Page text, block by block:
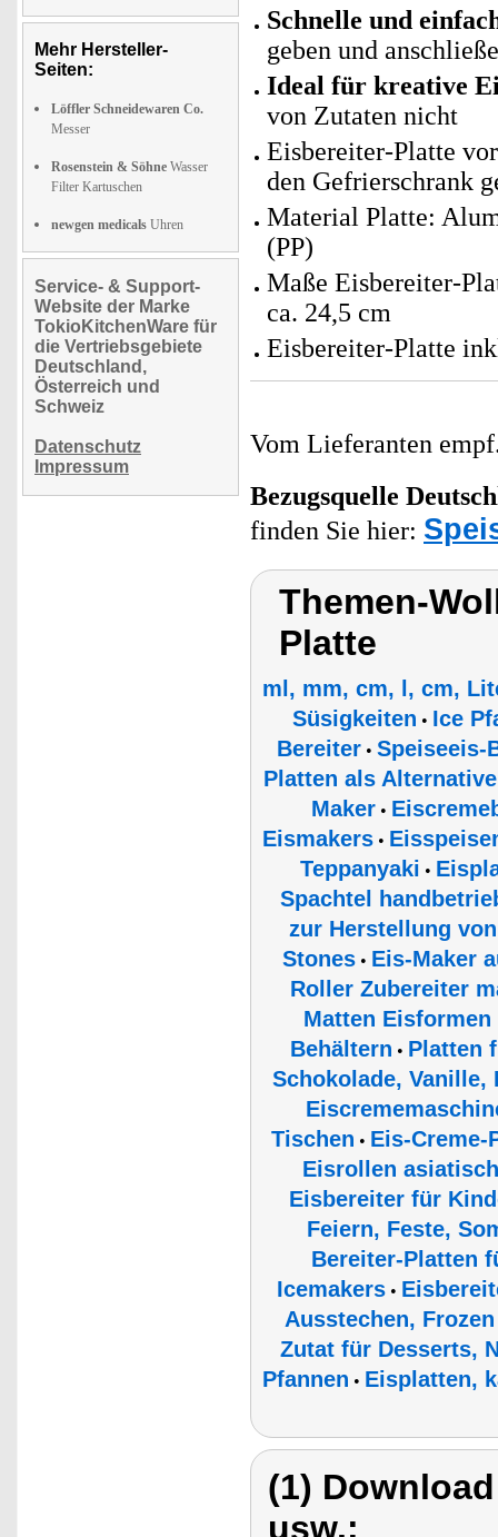
Mehr Hersteller-
Seiten:
Löffler Schneidewaren Co.
Messer
Rosenstein & Söhne Wasser
Filter Kartuschen
newgen medicals Uhren
Service- & Support-
Website der Marke
TokioKitchenWare für
die Vertriebsgebiete
Deutschland,
Österreich und
Schweiz
Datenschutz
Impressum
Schnelle und
geben und
Ideal für kreative
von Zutaten nicht
Eisbereiter-Platte
den Gefrierschrank
Material Platte:
(PP)
Maße Eisbereiter-
ca. 24,5 cm
Eisbereiter-Platte
Vom Lieferanten
Bezugsquelle
finden Sie hier:
Themen-
Platte
ml, mm, cm, l, cm,
Süsigkeiten • Ice
Bereiter • Speiseeis-
Platten als
Maker•
Eismakers •
Teppanyaki •
Spachtel
zur Herstellung
Stones • Eis-Maker
Roller Zubereiter
Matten Eisformen
Behältern • Platten
Schokolade, Vanille,
Tischen • Eis-
Eisrollen
Eisbereiter für
Feiern, Feste,
Bereiter-Platten
Icemakers •
Ausstechen,
Zutat für Desserts,
Pfannen • Eisplatten,
(1)
usw.: